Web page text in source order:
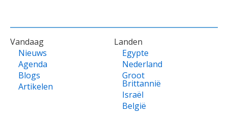
VOET
Vandaag
Nieuws
Agenda
Blogs
Artikelen
Landen
Egypte
Nederland
Groot
Brittannië
Israël
België